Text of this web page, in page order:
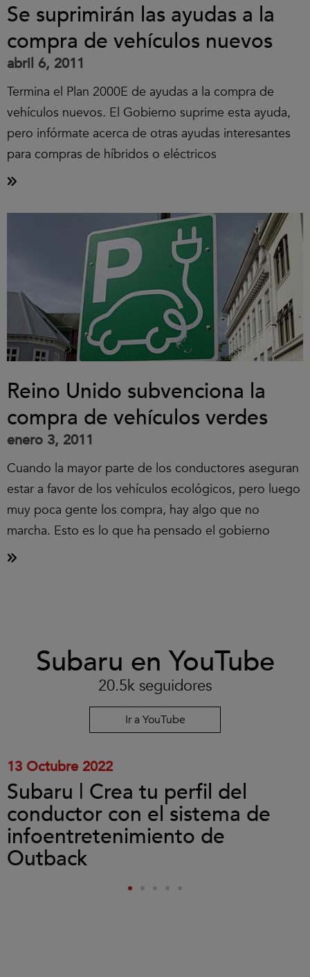
Se suprimirán las ayudas a la
compra de vehículos nuevos
abril 6, 2011
Termina el Plan 2000E de ayudas a la compra de
vehículos nuevos. El Gobierno suprime esta ayuda,
pero infórmate acerca de otras ayudas interesantes
para compras de híbridos o eléctricos
Reino Unido subvenciona la
compra de vehículos verdes
enero 3, 2011
Cuando la mayor parte de los conductores aseguran
estar a favor de los vehículos ecológicos, pero luego
muy poca gente los compra, hay algo que no
marcha. Esto es lo que ha pensado el gobierno
Subaru en YouTube
20.5k seguidores
Ir a YouTube
aceptar
13 Octubre 2022
Subaru | Crea tu perfil del
conductor con el sistema de
infoentretenimiento de
Outback